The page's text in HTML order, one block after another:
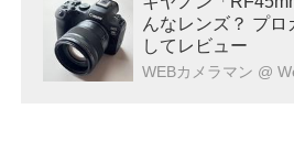
んなレンズ？ プロ
してレビュー
WEBカメラマン @